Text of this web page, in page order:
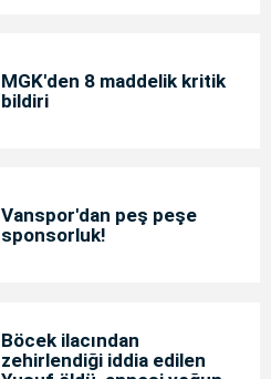
MGK'den 8 maddelik kritik
bildiri
Vanspor'dan peş peşe
sponsorluk!
Böcek ilacından
zehirlendiği iddia edilen